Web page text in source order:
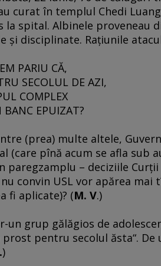
curat în templul Chedi
la spital. Albinele proveneau
şi disciplinate. Raţiunile
PARIU CĂ,
SECOLUL DE AZI,
COMPLEX
BANC EPUIZAT?
(prea) multe altele,
(care pînă acum se afla sub
paregzamplu – deciziile
convin USL vor apărea
fi aplicate)? (M. V.)
un grup gălăgios de
prost pentru secolul ăsta“.
)